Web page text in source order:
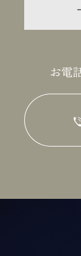
お電